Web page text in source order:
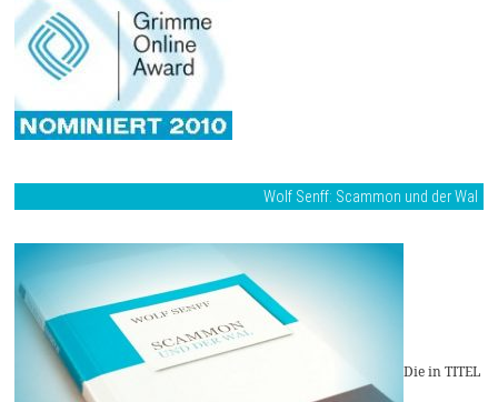
Wolf Senff: Scammon und der Wal
Die in TITEL